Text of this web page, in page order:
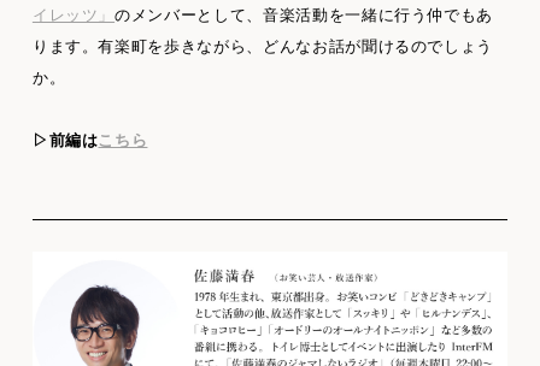
イレッツ」のメンバーとして、音楽活動を一緒に行う仲でもあ
ります。有楽町を歩きながら、どんなお話が聞けるのでしょう
か。
▷前編はこちら